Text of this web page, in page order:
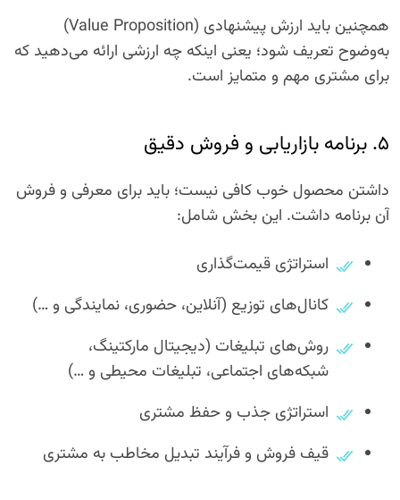
همچنین باید ارزش پیشنهادی (Value Proposition)
به‌وضوح تعریف شود؛ یعنی اینکه چه ارزشی ارائه می‌دهید که
برای مشتری مهم و متمایز است.
۵. برنامه بازاریابی و فروش دقیق
داشتن محصول خوب کافی نیست؛ باید برای معرفی و فروش
آن برنامه داشت. این بخش شامل:
استراتژی قیمت‌گذاری
کانال‌های توزیع (آنلاین، حضوری، نمایندگی و …)
روش‌های تبلیغات (دیجیتال مارکتینگ،
شبکه‌های اجتماعی، تبلیغات محیطی و …)
استراتژی جذب و حفظ مشتری
قیف فروش و فرآیند تبدیل مخاطب به مشتری